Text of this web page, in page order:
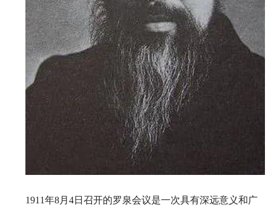
1911年8月 4日召开的罗泉会议是一次具有深远意义和广